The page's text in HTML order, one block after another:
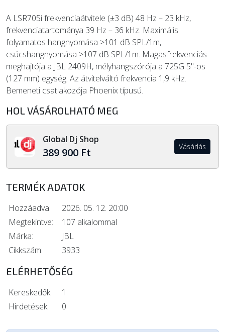
A LSR705i frekvenciaátvitele (±3 dB) 48 Hz – 23 kHz,
frekvenciatartománya 39 Hz – 36 kHz. Maximális
folyamatos hangnyomása >101 dB SPL/1m,
csúcshangnyomása >107 dB SPL/1m. Magasfrekvenciás
meghajtója a JBL 2409H, mélyhangszórója a 725G 5"-os
(127 mm) egység. Az átvitelváltó frekvencia 1,9 kHz.
Bemeneti csatlakozója Phoenix típusú.
HOL VÁSÁROLHATÓ MEG
Global Dj Shop
389 900 Ft Vásárlás
TERMÉK ADATOK
Hozzáadva:
2026. 05. 12. 20:00
Megtekintve:
107 alkalommal
Márka:
JBL
Cikkszám:
3933
ELÉRHETŐSÉG
Kereskedők:
1
Hirdetések:
0